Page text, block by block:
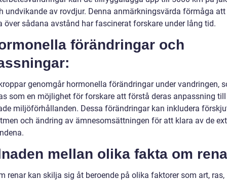
undvikande av rovdjur. Denna anmärkningsvärda förmåga att
över sådana avstånd har fascinerat forskare under lång tid.
förändringar och
genomgår hormonella förändringar under vandringen,
som en möjlighet för forskare att förstå deras anpassning till
miljöförhållanden. Dessa förändringar kan inkludera
och ändring av ämnesomsättningen för att klara av de
mellan olika fakta om
renar kan skilja sig åt beroende på olika faktorer som art, ras,